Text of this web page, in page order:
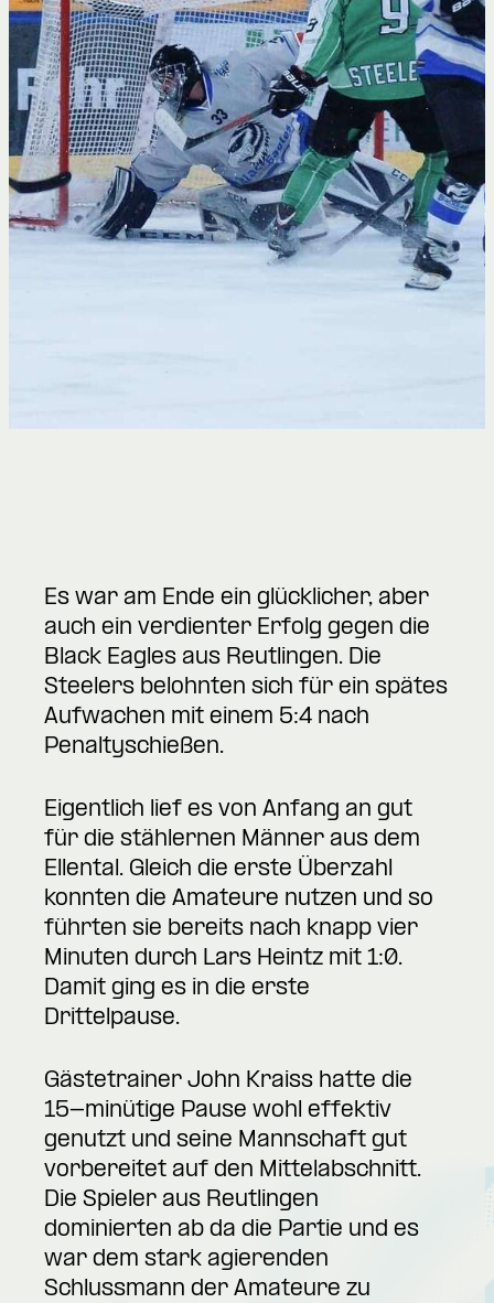
Es war am Ende ein glücklicher, aber
auch ein verdienter Erfolg gegen die
Black Eagles aus Reutlingen. Die
Steelers belohnten sich für ein spätes
Aufwachen mit einem 5:4 nach
Penaltyschießen.
Eigentlich lief es von Anfang an gut
für die stählernen Männer aus dem
Ellental. Gleich die erste Überzahl
konnten die Amateure nutzen und so
führten sie bereits nach knapp vier
Minuten durch Lars Heintz mit 1:0.
Damit ging es in die erste
Drittelpause.
Gästetrainer John Kraiss hatte die
15-minütige Pause wohl effektiv
genutzt und seine Mannschaft gut
vorbereitet auf den Mittelabschnitt.
Die Spieler aus Reutlingen
dominierten ab da die Partie und es
war dem stark agierenden
Schlussmann der Amateure zu